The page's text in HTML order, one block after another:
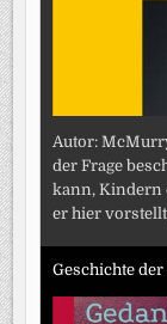
Autor:
der Frage
kann, Kindern
er hier
Geschichte